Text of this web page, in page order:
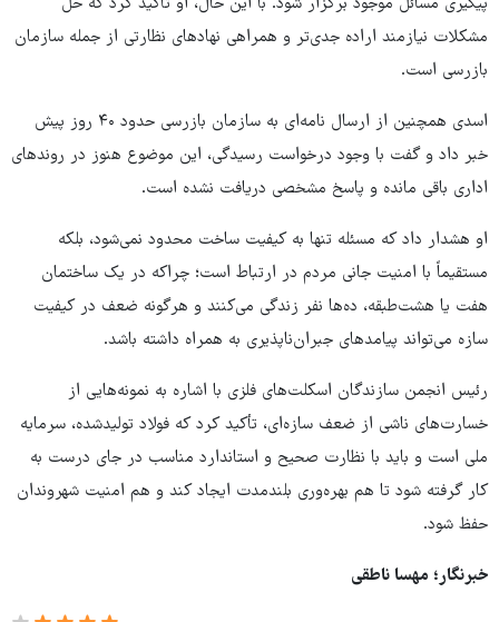
مشکلات نیازمند اراده جدی‌تر و همراهی نهادهای نظارتی از جمله سازمان
بازرسی است.
اسدی همچنین از ارسال نامه‌ای به سازمان بازرسی حدود ۴۰ روز پیش
خبر داد و گفت با وجود درخواست رسیدگی، این موضوع هنوز در روندهای
اداری باقی مانده و پاسخ مشخصی دریافت نشده است.
او هشدار داد که مسئله تنها به کیفیت ساخت محدود نمی‌شود، بلکه
مستقیماً با امنیت جانی مردم در ارتباط است؛ چراکه در یک ساختمان
هفت یا هشت‌طبقه، ده‌ها نفر زندگی می‌کنند و هرگونه ضعف در کیفیت
سازه می‌تواند پیامدهای جبران‌ناپذیری به همراه داشته باشد.
رئیس انجمن سازندگان اسکلت‌های فلزی با اشاره به نمونه‌هایی از
خسارت‌های ناشی از ضعف سازه‌ای، تأکید کرد که فولاد تولیدشده، سرمایه
ملی است و باید با نظارت صحیح و استاندارد مناسب در جای درست به
کار گرفته شود تا هم بهره‌وری بلندمدت ایجاد کند و هم امنیت شهروندان
حفظ شود.
خبرنگار؛ مهسا ناطقی